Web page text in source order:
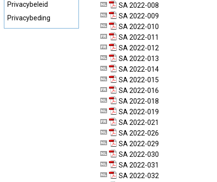
Privacybeleid
Privacybeding
SA 2022-008
SA 2022-009
SA 2022-010
SA 2022-011
SA 2022-012
SA 2022-013
SA 2022-014
SA 2022-015
SA 2022-016
SA 2022-018
SA 2022-019
SA 2022-021
SA 2022-026
SA 2022-029
SA 2022-030
SA 2022-031
SA 2022-032